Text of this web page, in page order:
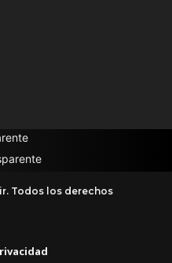
Todos los derechos